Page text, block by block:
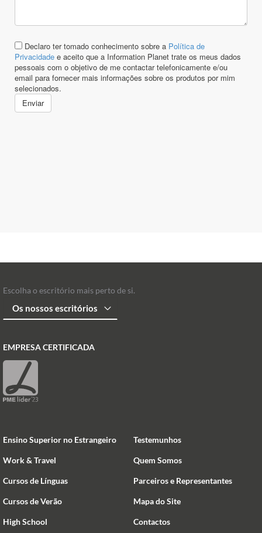
Escolha o escritório mais perto de si.
EMPRESA CERTIFICADA
Ensino Superior no Estrangeiro
Work & Travel
Cursos de Línguas
Cursos de Verão
High School
Testemunhos
Quem Somos
Parceiros e Representantes
Mapa do Site
Contactos